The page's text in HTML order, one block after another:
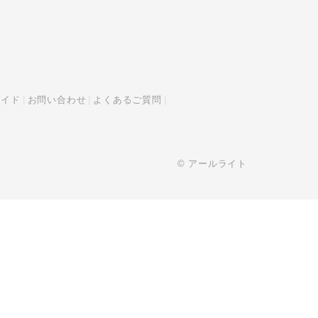
ド お問い合わせ よくあるご質問
© アールライト